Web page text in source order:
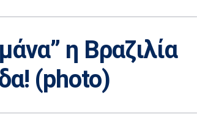
η Βραζιλία
(photo)